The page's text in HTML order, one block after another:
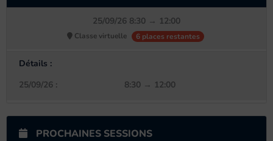
25/09/26 8:30 → 12:00
Classe virtuelle 6 places restantes
Détails :
25/09/26 :
8:30 → 12:00
PROCHAINES SESSIONS